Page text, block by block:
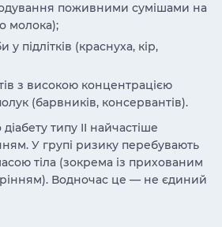
поживними сумішами на
молока);
у підлітків (краснуха, кір,
з високою концентрацією
(барвників, консервантів).
типу II найчастіше
У групі ризику перебувають
тіла (зокрема із прихованим
Водночас це — не єдиний